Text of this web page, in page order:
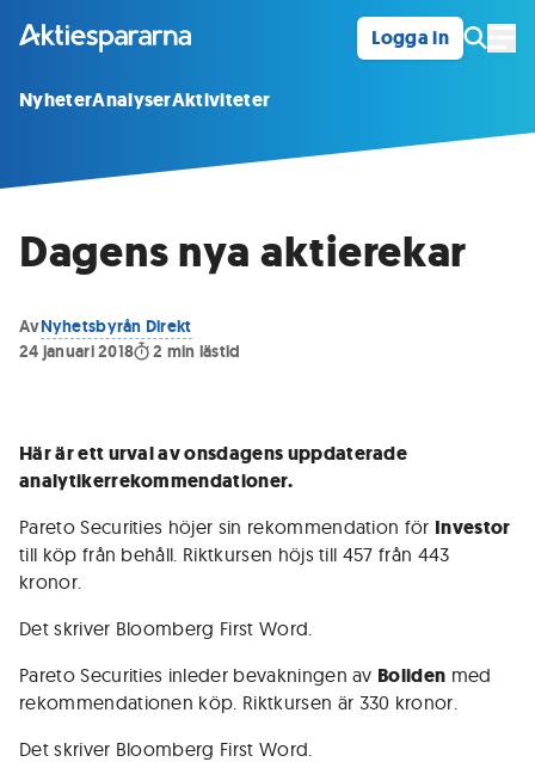
Logga in
NyheterAnalyserAktiviteter
Dagens nya aktierekar
AvNyhetsbyrån Direkt
24 januari 2018
2 min lästid
Här är ett urval av onsdagens uppdaterade
analytikerrekommendationer.
Pareto Securities höjer sin rekommendation för Investor
till köp från behåll. Riktkursen höjs till 457 från 443
kronor.
Det skriver Bloomberg First Word.
Pareto Securities inleder bevakningen av Boliden med
rekommendationen köp. Riktkursen är 330 kronor.
Det skriver Bloomberg First Word.